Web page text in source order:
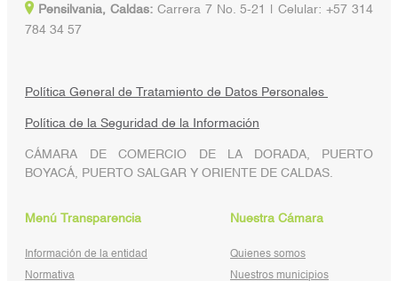
Pensilvania, Caldas:Carrera 7 No. 5-21 | Celular: +57 314
784 34 57
Política General de Tratamiento de Datos Personales
Política de la Seguridad de la Información
CÁMARA DE COMERCIO DE LA DORADA, PUERTO
BOYACÁ, PUERTO SALGAR Y ORIENTE DE CALDAS.
Menú Transparencia
Información de la entidad
Normativa
Nuestra Cámara
Quienes somos
Nuestros municipios